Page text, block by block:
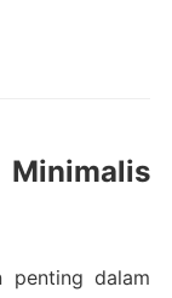
penting dalam